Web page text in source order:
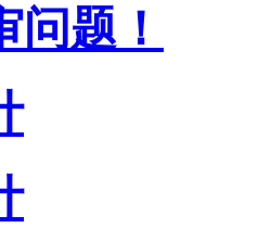
问题！